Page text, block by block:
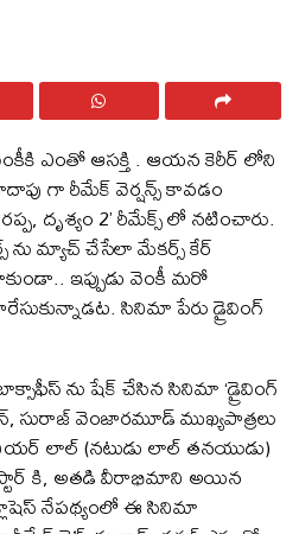
ఎంతో ఆసక్తి . ఆయన కెరీర్ లోని
గా రీమేక్ వెర్షన్స్ కావడం
దృశ్యం 2’ రీమేక్స్ లో నటించారు.
మ్యాచ్ చేసేలా మేకర్స్ కేర్
ఇప్పుడు వెంకీ మరో
సినిమా పేరు డ్రైవింగ్
ను షేక్ చేసిన సినిమా ‘డ్రైవింగ్
సురాజ్ వెంజారమూడ్ ముఖ్యపాత్రలు
లాల్ (నటుడు లాల్ తనయుడు)
స్టార్ కి, అతడి వీరాభిమాని అయిన
నేపథ్యంలో ఈ సినిమా